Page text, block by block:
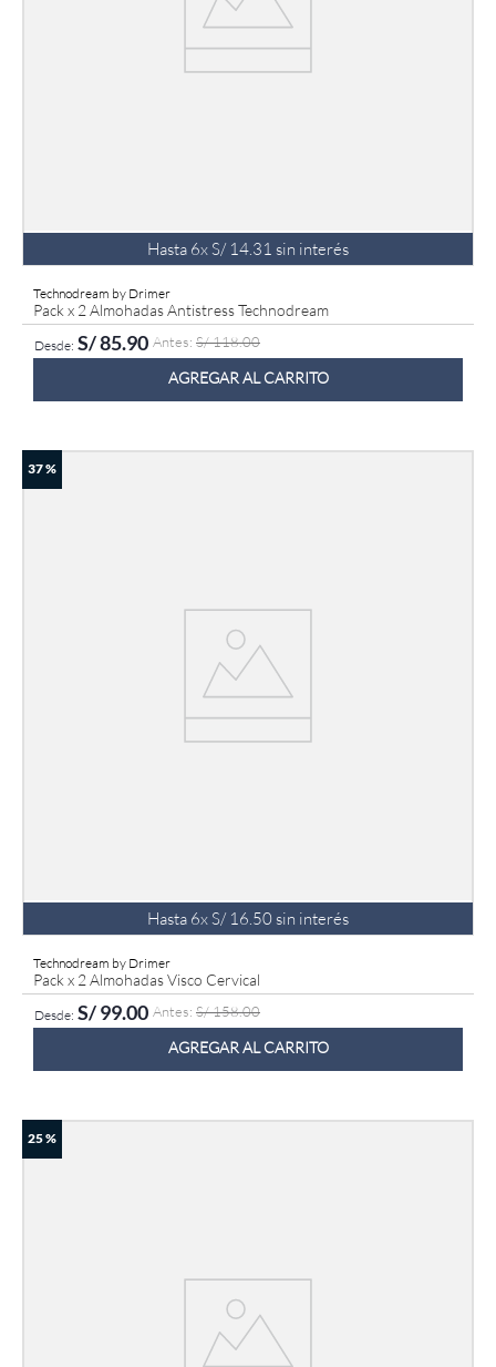
Hasta 6xS/ 14 31 sin interés
Technodream by Drimer
Pack x 2 Almohadas Antistress Technodream
S/85.90 S/118.00
AGREGAR AL CARRITO
37 %
Hasta 6xS/ 16 50 sin interés
Technodream by Drimer
Pack x 2 Almohadas Visco Cervical
S/99.00 S/158.00
AGREGAR AL CARRITO
25 %